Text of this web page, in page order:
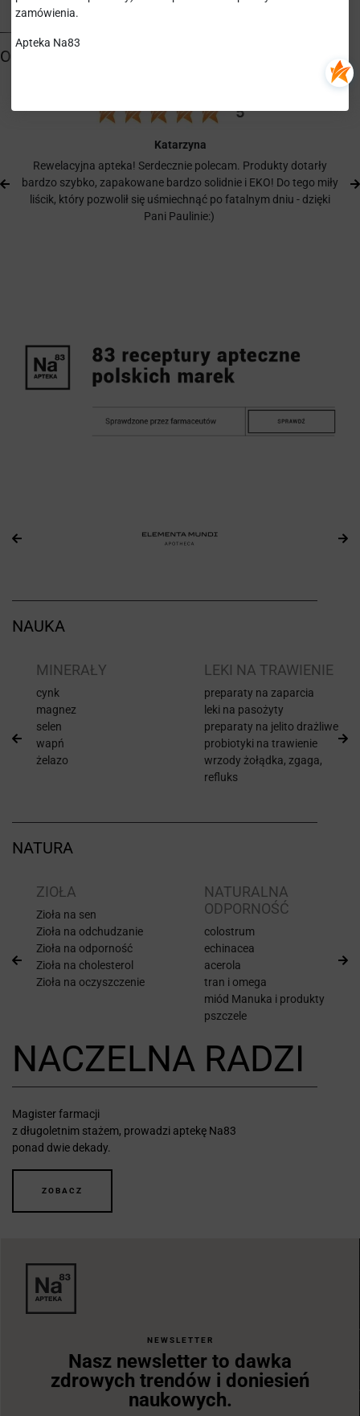
Katarzyna
Rewelacyjna apteka! Serdecznie polecam. Produkty dotarły
bardzo szybko, zapakowane bardzo solidnie i EKO! Do tego miły
liścik, który pozwolił się uśmiechnąć po fatalnym dniu - dzięki
Pani Paulinie:)
NAUKA
MINERAŁY
cynk
magnez
selen
wapń
żelazo
LEKI NA TRAWIENIE
preparaty na zaparcia
leki na pasożyty
preparaty na jelito drażliwe
probiotyki na trawienie
wrzody żołądka, zgaga,
refluks
NATURA
ZIOŁA
Zioła na sen
Zioła na odchudzanie
Zioła na odporność
Zioła na cholesterol
Zioła na oczyszczenie
NATURALNA
ODPORNOŚĆ
colostrum
echinacea
acerola
tran i omega
miód Manuka i produkty
pszczele
NACZELNA RADZI
Magister farmacji
z długoletnim stażem, prowadzi aptekę Na83
ponad dwie dekady.
ZOBACZ
NEWSLETTER
Nasz newsletter to dawka
zdrowych trendów i doniesień
naukowych.
zamówienia.
Apteka Na83